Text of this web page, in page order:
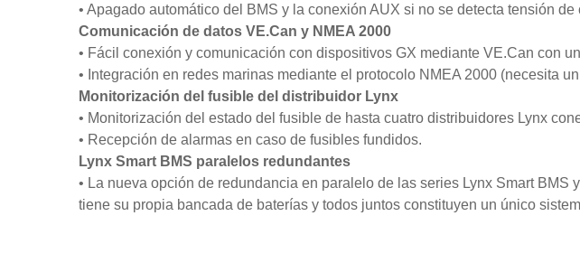
• Apagado automático del BMS y la conexión AUX si no se detecta tensión
Comunicación de datos VE.Can y NMEA 2000
• Fácil conexión y comunicación con dispositivos GX mediante VE.Can con
• Integración en redes marinas mediante el protocolo NMEA 2000 (necesita
Monitorización del fusible del distribuidor Lynx
• Monitorización del estado del fusible de hasta cuatro distribuidores Lynx
• Recepción de alarmas en caso de fusibles fundidos.
Lynx Smart BMS paralelos redundantes
• La nueva opción de redundancia en paralelo de las series Lynx Smart
tiene su propia bancada de baterías y todos juntos constituyen un único